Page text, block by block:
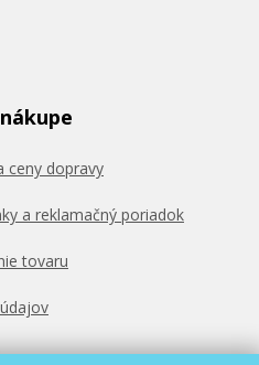
ceny dopravy
a reklamačný poriadok
tovaru